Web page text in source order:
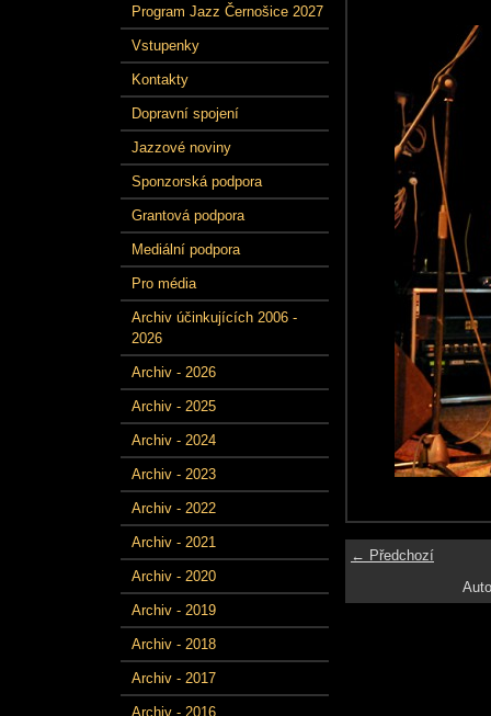
Program Jazz Černošice 2027
Vstupenky
Kontakty
Dopravní spojení
Jazzové noviny
Sponzorská podpora
Grantová podpora
Mediální podpora
Pro média
Archiv účinkujících 2006 -
2026
Archiv - 2026
Archiv - 2025
Archiv - 2024
Archiv - 2023
Archiv - 2022
Archiv - 2021
Archiv - 2020
Archiv - 2019
Archiv - 2018
Archiv - 2017
Archiv - 2016
← Předchozí